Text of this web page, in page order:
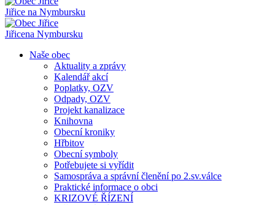
Jiřice na Nymbursku
Jiřicena Nymbursku
Naše obec
Aktuality a zprávy
Kalendář akcí
Poplatky, OZV
Odpady, OZV
Projekt kanalizace
Knihovna
Obecní kroniky
Hřbitov
Obecní symboly
Potřebujete si vyřídit
Samospráva a správní členění po 2.sv.válce
Praktické informace o obci
KRIZOVÉ ŘÍZENÍ